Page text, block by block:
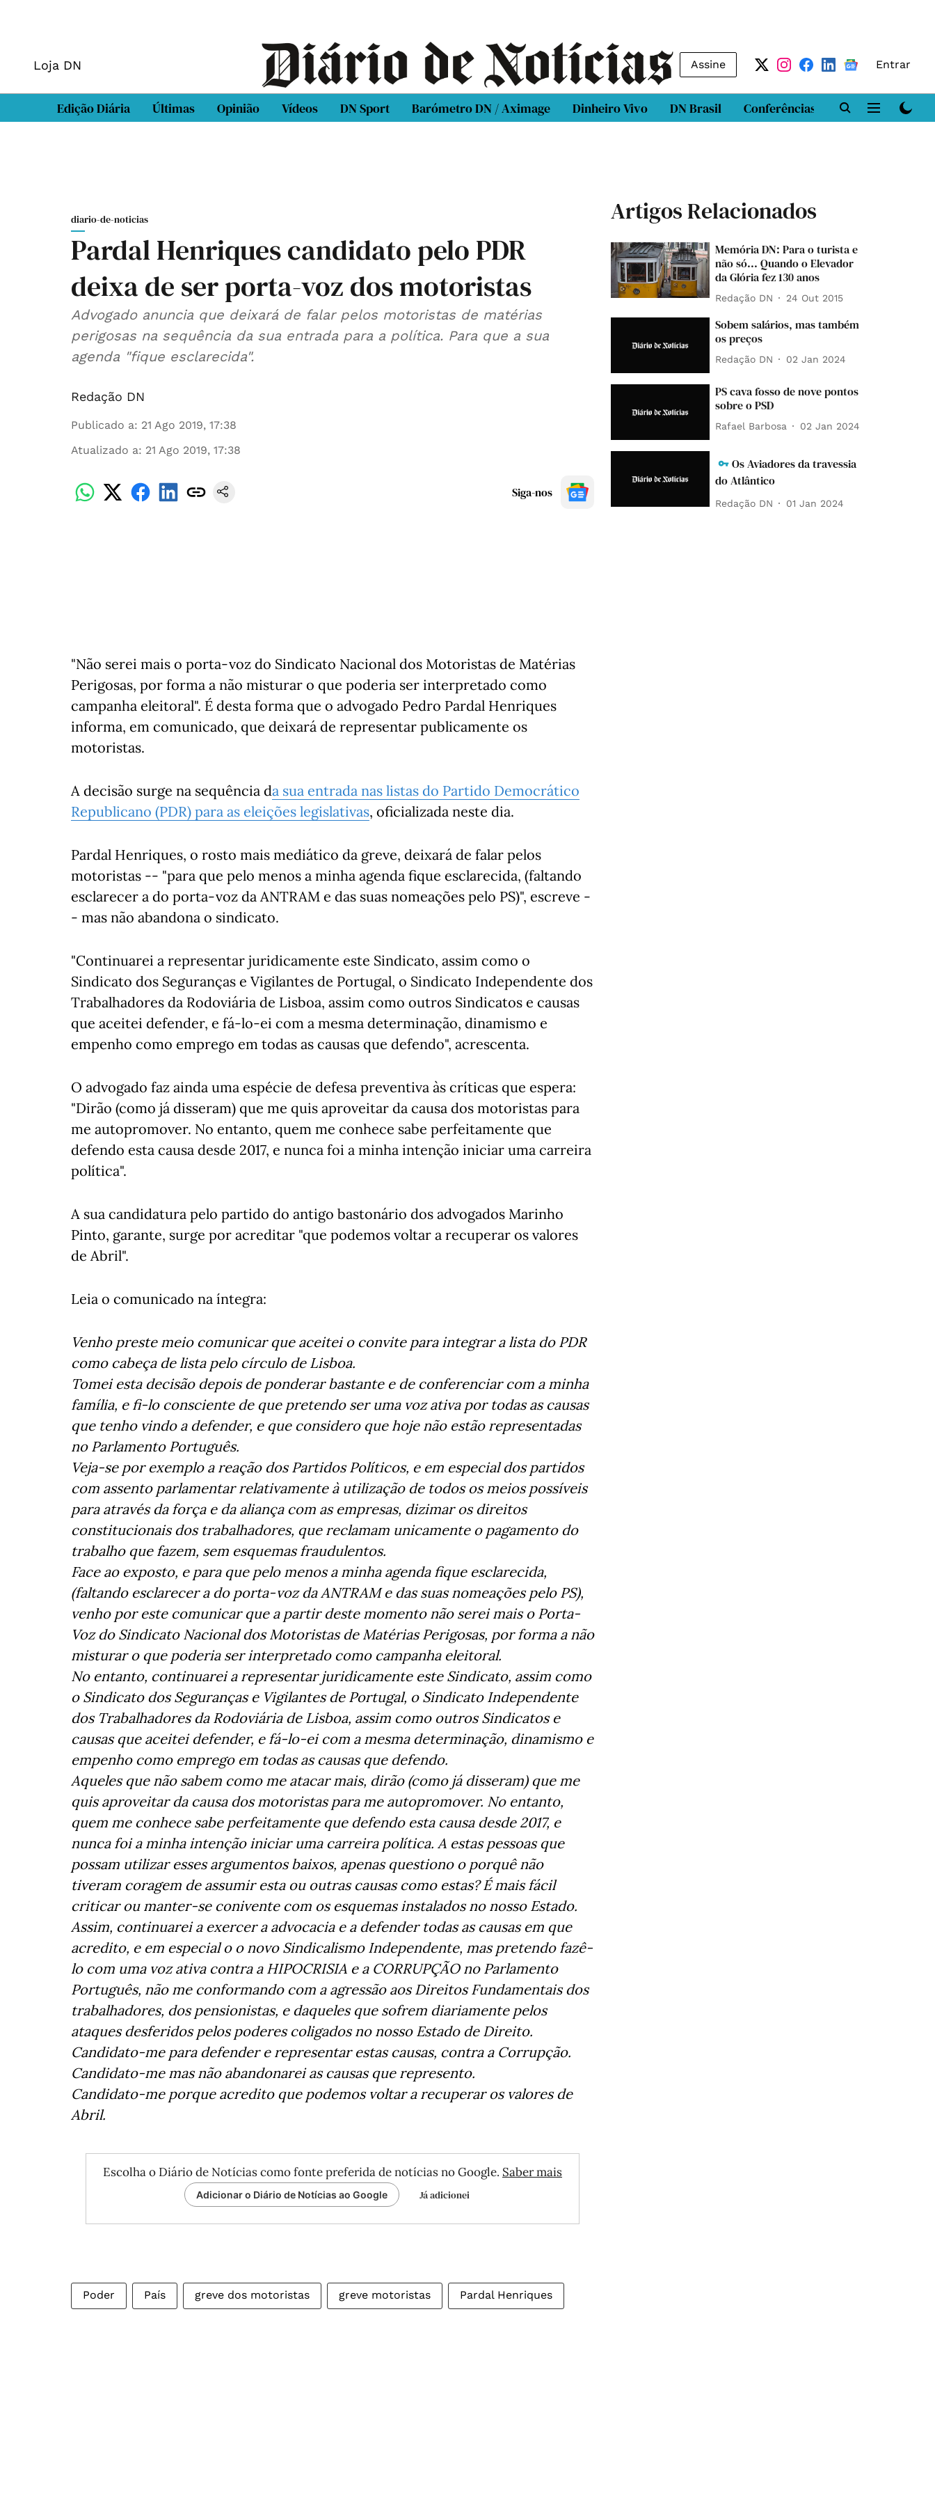
Loja DN Assine Entrar
Edição Diária Últimas Opinião Vídeos DN Sport Barómetro DN / Aximage Dinheiro Vivo DN Brasil Conferências DN LAB
diario-de-noticias
Pardal Henriques candidato pelo PDR
deixa de ser porta-voz dos motoristas
Advogado anuncia que deixará de falar pelos motoristas de matérias
perigosas na sequência da sua entrada para a política. Para que a sua
agenda "fique esclarecida".
Redação DN
Publicado a: 21 Ago 2019, 17:38
Atualizado a: 21 Ago 2019, 17:38
Siga-nos
"Não serei mais o porta-voz do Sindicato Nacional dos Motoristas de Matérias
Perigosas, por forma a não misturar o que poderia ser interpretado como
campanha eleitoral". É desta forma que o advogado Pedro Pardal Henriques
informa, em comunicado, que deixará de representar publicamente os
motoristas.
A decisão surge na sequência da sua entrada nas listas do Partido Democrático
Republicano (PDR) para as eleições legislativas, oficializada neste dia.
Pardal Henriques, o rosto mais mediático da greve, deixará de falar pelos
motoristas -- "para que pelo menos a minha agenda fique esclarecida, (faltando
esclarecer a do porta-voz da ANTRAM e das suas nomeações pelo PS)", escreve -
- mas não abandona o sindicato.
"Continuarei a representar juridicamente este Sindicato, assim como o
Sindicato dos Seguranças e Vigilantes de Portugal, o Sindicato Independente dos
Trabalhadores da Rodoviária de Lisboa, assim como outros Sindicatos e causas
que aceitei defender, e fá-lo-ei com a mesma determinação, dinamismo e
empenho como emprego em todas as causas que defendo", acrescenta.
O advogado faz ainda uma espécie de defesa preventiva às críticas que espera:
"Dirão (como já disseram) que me quis aproveitar da causa dos motoristas para
me autopromover. No entanto, quem me conhece sabe perfeitamente que
defendo esta causa desde 2017, e nunca foi a minha intenção iniciar uma carreira
política".
A sua candidatura pelo partido do antigo bastonário dos advogados Marinho
Pinto, garante, surge por acreditar "que podemos voltar a recuperar os valores
de Abril".
Leia o comunicado na íntegra:
Venho preste meio comunicar que aceitei o convite para integrar a lista do PDR
como cabeça de lista pelo círculo de Lisboa.
Tomei esta decisão depois de ponderar bastante e de conferenciar com a minha
família, e fi-lo consciente de que pretendo ser uma voz ativa por todas as causas
que tenho vindo a defender, e que considero que hoje não estão representadas
no Parlamento Português.
Veja-se por exemplo a reação dos Partidos Políticos, e em especial dos partidos
com assento parlamentar relativamente à utilização de todos os meios possíveis
para através da força e da aliança com as empresas, dizimar os direitos
constitucionais dos trabalhadores, que reclamam unicamente o pagamento do
trabalho que fazem, sem esquemas fraudulentos.
Face ao exposto, e para que pelo menos a minha agenda fique esclarecida,
(faltando esclarecer a do porta-voz da ANTRAM e das suas nomeações pelo PS),
venho por este comunicar que a partir deste momento não serei mais o Porta-
Voz do Sindicato Nacional dos Motoristas de Matérias Perigosas, por forma a não
misturar o que poderia ser interpretado como campanha eleitoral.
No entanto, continuarei a representar juridicamente este Sindicato, assim como
o Sindicato dos Seguranças e Vigilantes de Portugal, o Sindicato Independente
dos Trabalhadores da Rodoviária de Lisboa, assim como outros Sindicatos e
causas que aceitei defender, e fá-lo-ei com a mesma determinação, dinamismo e
empenho como emprego em todas as causas que defendo.
Aqueles que não sabem como me atacar mais, dirão (como já disseram) que me
quis aproveitar da causa dos motoristas para me autopromover. No entanto,
quem me conhece sabe perfeitamente que defendo esta causa desde 2017, e
nunca foi a minha intenção iniciar uma carreira política. A estas pessoas que
possam utilizar esses argumentos baixos, apenas questiono o porquê não
tiveram coragem de assumir esta ou outras causas como estas? É mais fácil
criticar ou manter-se conivente com os esquemas instalados no nosso Estado.
Assim, continuarei a exercer a advocacia e a defender todas as causas em que
acredito, e em especial o o novo Sindicalismo Independente, mas pretendo fazê-
lo com uma voz ativa contra a HIPOCRISIA e a CORRUPÇÃO no Parlamento
Português, não me conformando com a agressão aos Direitos Fundamentais dos
trabalhadores, dos pensionistas, e daqueles que sofrem diariamente pelos
ataques desferidos pelos poderes coligados no nosso Estado de Direito.
Candidato-me para defender e representar estas causas, contra a Corrupção.
Candidato-me mas não abandonarei as causas que represento.
Candidato-me porque acredito que podemos voltar a recuperar os valores de
Abril.
Escolha o Diário de Notícias como fonte preferida de notícias no Google. Saber mais
Adicionar o Diário de Notícias ao Google Já adicionei
Poder País greve dos motoristas greve motoristas Pardal Henriques
Artigos Relacionados
Memória DN: Para o turista e
não só... Quando o Elevador
da Glória fez 130 anos
Redação DN 24 Out 2015
Sobem salários, mas também
os preços
Redação DN 02 Jan 2024
PS cava fosso de nove pontos
sobre o PSD
Rafael Barbosa 02 Jan 2024
Os Aviadores da travessia
do Atlântico
Redação DN 01 Jan 2024